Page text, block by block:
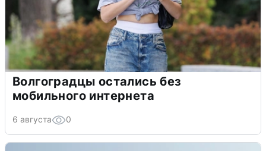
Волгоградцы остались без
мобильного интернета
6 августа 0